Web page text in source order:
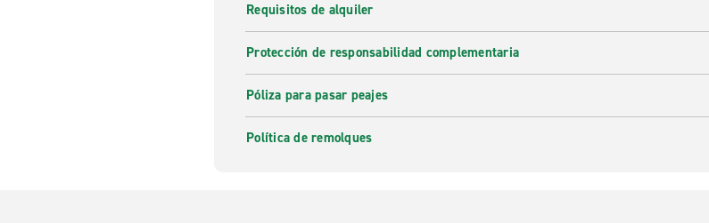
Requisitos de alquiler
Protección de responsabilidad complementaria
Póliza para pasar peajes
Política de remolques